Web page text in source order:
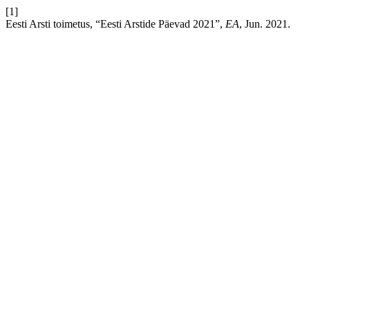
[1]
Eesti Arsti toimetus, “Eesti Arstide Päevad 2021”, EA, Jun. 2021.